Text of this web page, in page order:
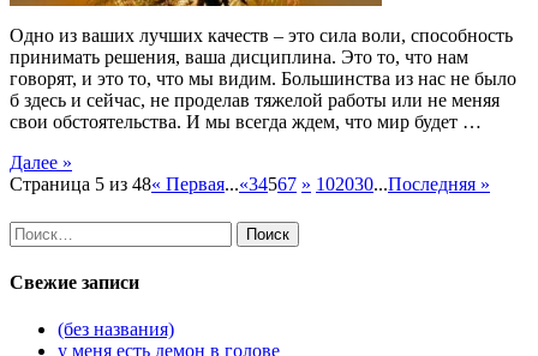
Одно из ваших лучших качеств – это сила воли, способность
принимать решения, ваша дисциплина. Это то, что нам
говорят, и это то, что мы видим. Большинства из нас не было
б здесь и сейчас, не проделав тяжелой работы или не меняя
свои обстоятельства. И мы всегда ждем, что мир будет …
Далее »
Страница 5 из 48« Первая...«34567 » 102030...Последняя »
Найти:
Свежие записи
(без названия)
у меня есть демон в голове